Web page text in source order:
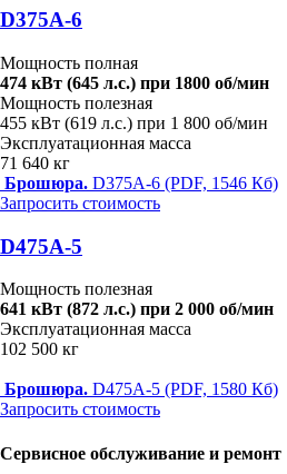
D375A-6
Мощность полная
474 кВт (645 л.с.) при 1800 об/мин
Мощность полезная
455 кВт (619 л.с.) при 1 800 об/мин
Эксплуатационная масса
71 640 кг
Брошюра. D375A-6 (PDF, 1546 Кб)
Запросить стоимость
D475A-5
Мощность полезная
641 кВт (872 л.с.) при 2 000 об/мин
Эксплуатационная масса
102 500 кг
Брошюра. D475A-5 (PDF, 1580 Кб)
Запросить стоимость
Сервисное обслуживание и ремонт